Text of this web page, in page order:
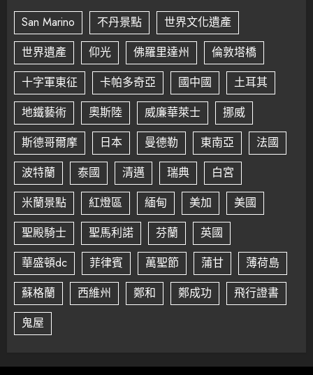
San Marino 不丹景點
世界文化遺產
世界遺產
仰光 佛羅里達州
倫敦塔橋
十字軍東征
卡帕多奇亞 國中國
土耳其
地鐵藝術
奧斯陸 威廉華萊士
挪威
斯德哥爾摩
日本 曼德勒 東南亞
法國
波特蘭
泰國 清邁 瑞典
白宮
米蘭景點
紅燈區 緬甸 美加
美國
聖殿騎士
聖馬利諾 芬蘭
英國
華盛頓dc
菲律賓 萬聖節 蒲甘
薄荷島
蘇格蘭
西維州 鄭和 鄭成功
飛行證書
鬼屋